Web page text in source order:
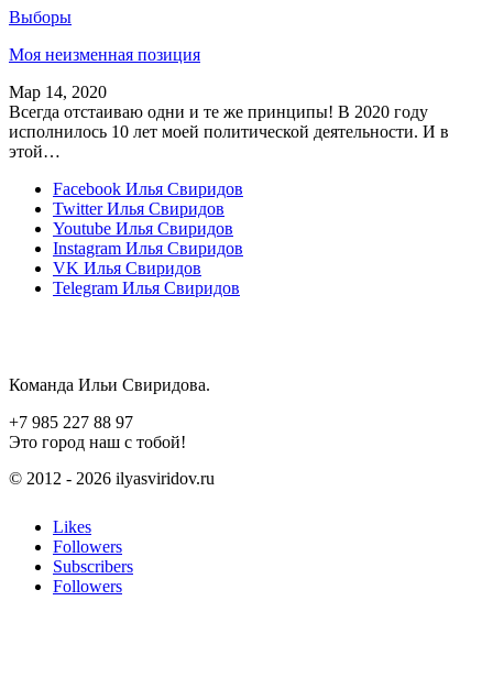
Выборы
Моя неизменная позиция
Мар 14, 2020
Всегда отстаиваю одни и те же принципы! В 2020 году
исполнилось 10 лет моей политической деятельности. И в
этой…
Facebook Илья Свиридов
Twitter Илья Свиридов
Youtube Илья Свиридов
Instagram Илья Свиридов
VK Илья Свиридов
Telegram Илья Свиридов
Команда Ильи Свиридова.
+7 985 227 88 97
Это город наш с тобой!
© 2012 - 2026 ilyasviridov.ru
Likes
Followers
Subscribers
Followers